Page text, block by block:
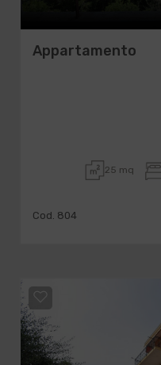
Appartamento
25 mq
Cod. 804